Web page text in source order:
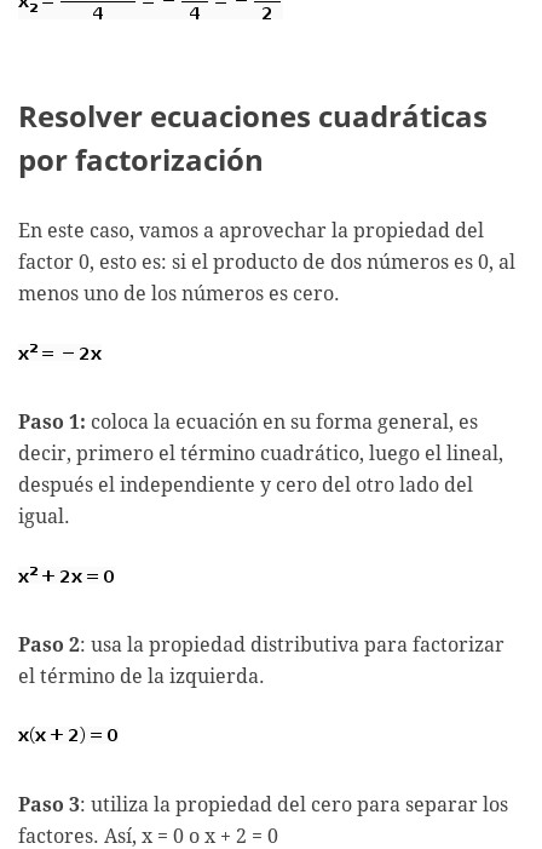
Resolver ecuaciones cuadráticas
por factorización
En este caso, vamos a aprovechar la propiedad del
factor 0, esto es: si el producto de dos números es 0, al
menos uno de los números es cero.
Paso 1: coloca la ecuación en su forma general, es
decir, primero el término cuadrático, luego el lineal,
después el independiente y cero del otro lado del
igual.
Paso 2: usa la propiedad distributiva para factorizar
el término de la izquierda.
Paso 3: utiliza la propiedad del cero para separar los
factores. Así, x = 0 o x + 2 = 0